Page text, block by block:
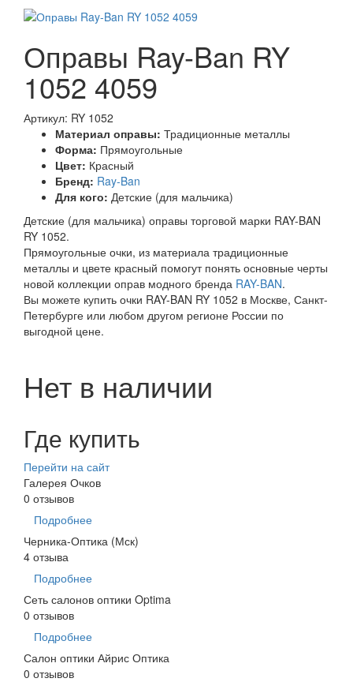
Оправы Ray-Ban RY
1052 4059
Артикул: RY 1052
Материал оправы: Традиционные металлы
Форма: Прямоугольные
Цвет: Красный
Бренд: Ray-Ban
Для кого: Детские (для мальчика)
Детские (для мальчика) оправы торговой марки RAY-BAN
RY 1052.
Прямоугольные очки, из материала традиционные
металлы и цвете красный помогут понять основные черты
новой коллекции оправ модного бренда RAY-BAN.
Вы можете купить очки RAY-BAN RY 1052 в Москве, Санкт-
Петербурге или любом другом регионе России по
выгодной цене.
Нет в наличии
Где купить
Перейти на сайт
Галерея Очков
0 отзывов
Подробнее
Черника-Оптика (Мск)
4 отзыва
Подробнее
Сеть салонов оптики Optima
0 отзывов
Подробнее
Салон оптики Айрис Оптика
0 отзывов